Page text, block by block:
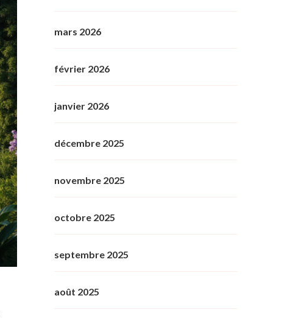
mars 2026
février 2026
janvier 2026
décembre 2025
novembre 2025
octobre 2025
septembre 2025
août 2025